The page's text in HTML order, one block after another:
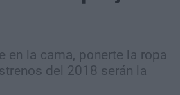
en la cama, ponerte la ropa
del 2018 serán la